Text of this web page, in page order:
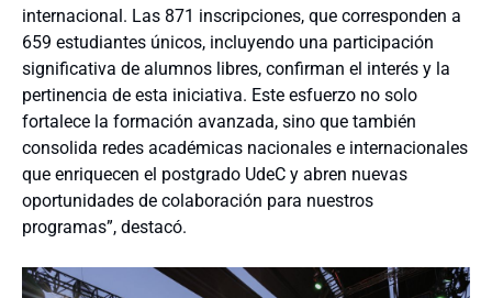
internacional. Las 871 inscripciones, que corresponden a
659 estudiantes únicos, incluyendo una participación
significativa de alumnos libres, confirman el interés y la
pertinencia de esta iniciativa. Este esfuerzo no solo
fortalece la formación avanzada, sino que también
consolida redes académicas nacionales e internacionales
que enriquecen el postgrado UdeC y abren nuevas
oportunidades de colaboración para nuestros
programas”, destacó.